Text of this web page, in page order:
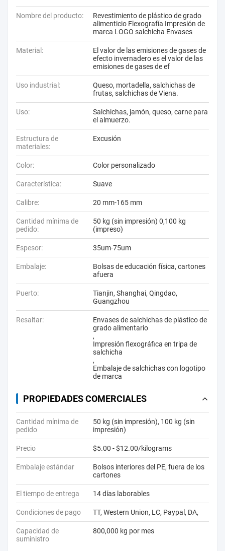
Nombre del producto:
Revestimiento de plástico de grado
alimenticio Flexografía Impresión de
marca LOGO salchicha Envases
Material:
El valor de las emisiones de gases de
efecto invernadero es el valor de las
emisiones de gases de ef
Uso industrial:
Queso, mortadella, salchichas de
frutas, salchichas de Viena.
Uso:
Salchichas, jamón, queso, carne para
el almuerzo.
Estructura de
materiales:
Excusión
Color: Color personalizado
Característica: Suave
Calibre: 20 mm-165 mm
Cantidad mínima de
pedido:
50 kg (sin impresión) 0,100 kg
(impreso)
Espesor: 35um-75um
Embalaje:
Bolsas de educación física, cartones
afuera
Puerto:
Tianjin, Shanghai, Qingdao,
Guangzhou
Resaltar:
Envases de salchichas de plástico de
grado alimentario
,
Impresión flexográfica en tripa de
salchicha
,
Embalaje de salchichas con logotipo
de marca
PROPIEDADES COMERCIALES
Cantidad mínima de
pedido
50 kg (sin impresión), 100 kg (sin
impresión)
Precio $5.00 - $12.00/kilograms
Embalaje estándar
Bolsos interiores del PE, fuera de los
cartones
El tiempo de entrega 14 días laborables
Condiciones de pago TT, Western Union, LC, Paypal, DA,
Capacidad de
suministro
800,000 kg por mes